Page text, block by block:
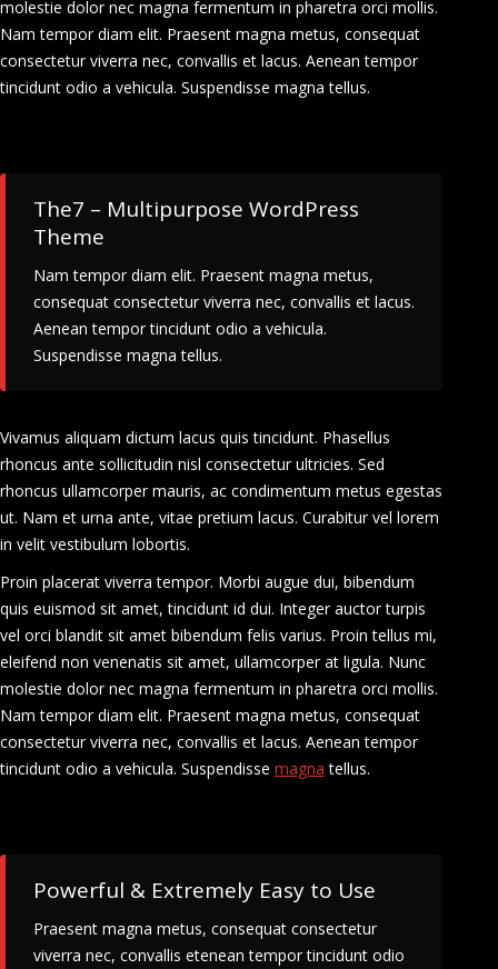
molestie dolor nec magna fermentum in pharetra orci mollis.
Nam tempor diam elit. Praesent magna metus, consequat
consectetur viverra nec, convallis et lacus. Aenean tempor
tincidunt odio a vehicula. Suspendisse magna tellus.
The7 – Multipurpose WordPress
Theme
Nam tempor diam elit. Praesent magna metus,
consequat consectetur viverra nec, convallis et lacus.
Aenean tempor tincidunt odio a vehicula.
Suspendisse magna tellus.
Vivamus aliquam dictum lacus quis tincidunt. Phasellus
rhoncus ante sollicitudin nisl consectetur ultricies. Sed
rhoncus ullamcorper mauris, ac condimentum metus egestas
ut. Nam et urna ante, vitae pretium lacus. Curabitur vel lorem
in velit vestibulum lobortis.
Proin placerat viverra tempor. Morbi augue dui, bibendum
quis euismod sit amet, tincidunt id dui. Integer auctor turpis
vel orci blandit sit amet bibendum felis varius. Proin tellus mi,
eleifend non venenatis sit amet, ullamcorper at ligula. Nunc
molestie dolor nec magna fermentum in pharetra orci mollis.
Nam tempor diam elit. Praesent magna metus, consequat
consectetur viverra nec, convallis et lacus. Aenean tempor
tincidunt odio a vehicula. Suspendisse magna tellus.
Powerful & Extremely Easy to Use
Praesent magna metus, consequat consectetur
viverra nec, convallis etenean tempor tincidunt odio